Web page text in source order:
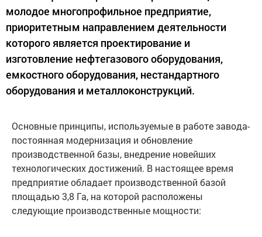
молодое многопрофильное предприятие,
приоритетным направлением деятельности
которого является проектирование и
изготовление нефтегазового оборудования,
емкостного оборудования, нестандартного
оборудования и металлоконструкций.
Основные принципы, используемые в работе завода-
постоянная модернизация и обновление
производственной базы, внедрение новейших
технологических достижений. В настоящее время
предприятие обладает производственной базой
площадью 3,8 Га, на которой расположены
следующие производственные мощности: